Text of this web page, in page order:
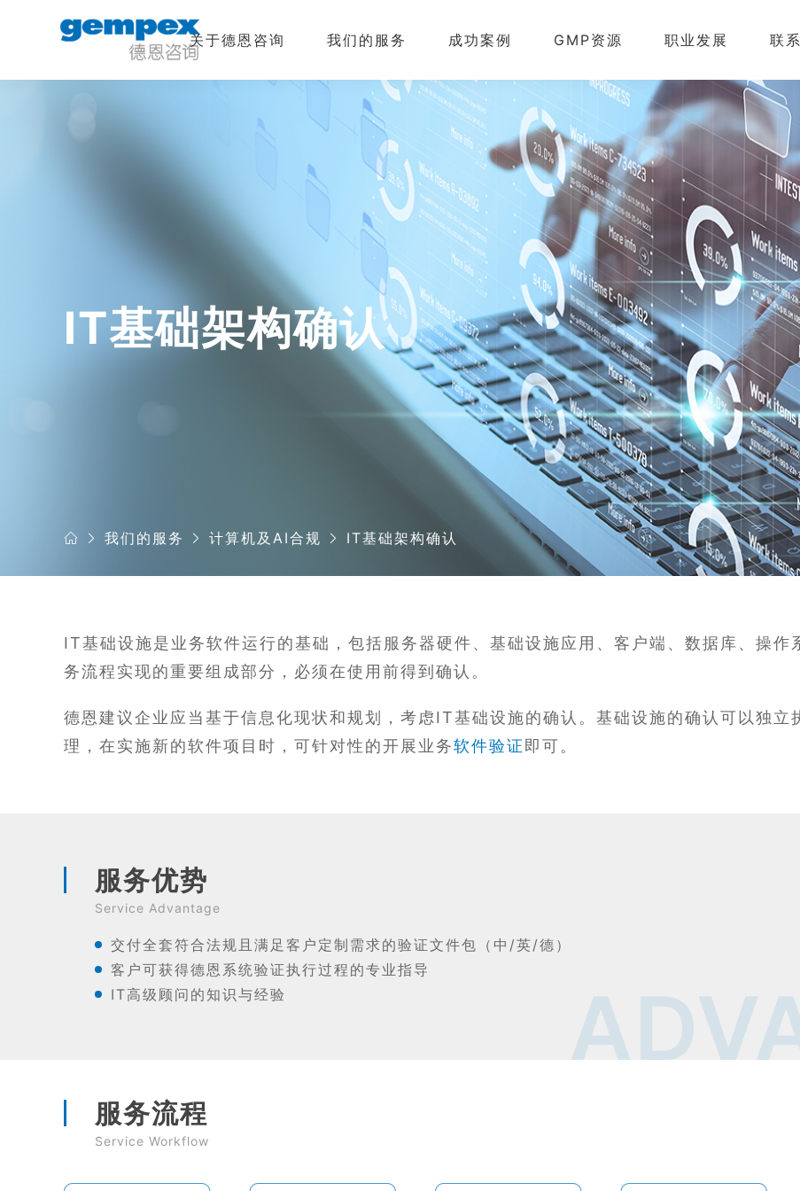
关于德恩咨询 我们的服务 成功案例 GMP资源 职业发展 联
IT基础架构确认
我们的服务 计算机及AI合规 IT基础架构确认
IT基础设施是业务软件运行的基础，包括服务器硬件、基础设施应用、客户端、数据库、操
务流程实现的重要组成部分，必须在使用前得到确认。
德恩建议企业应当基于信息化现状和规划，考虑IT基础设施的确认。基础设施的确认可以独
理，在实施新的软件项目时，可针对性的开展业务软件验证 即可。
服务优势
Service Advantage
交付全套符合法规且满足客户定制需求的验证文件包（中/英/德）
客户可获得德恩系统验证执行过程的专业指导
IT高级顾问的知识与经验
服务流程
Service Workflow